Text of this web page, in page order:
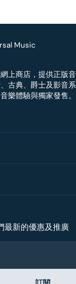
上商店，提供正版
古典、爵士及影音
樂體驗與獨家發售。
最新的優惠及推廣